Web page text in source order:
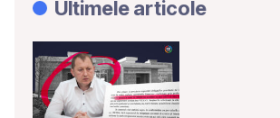
Ultimele articole